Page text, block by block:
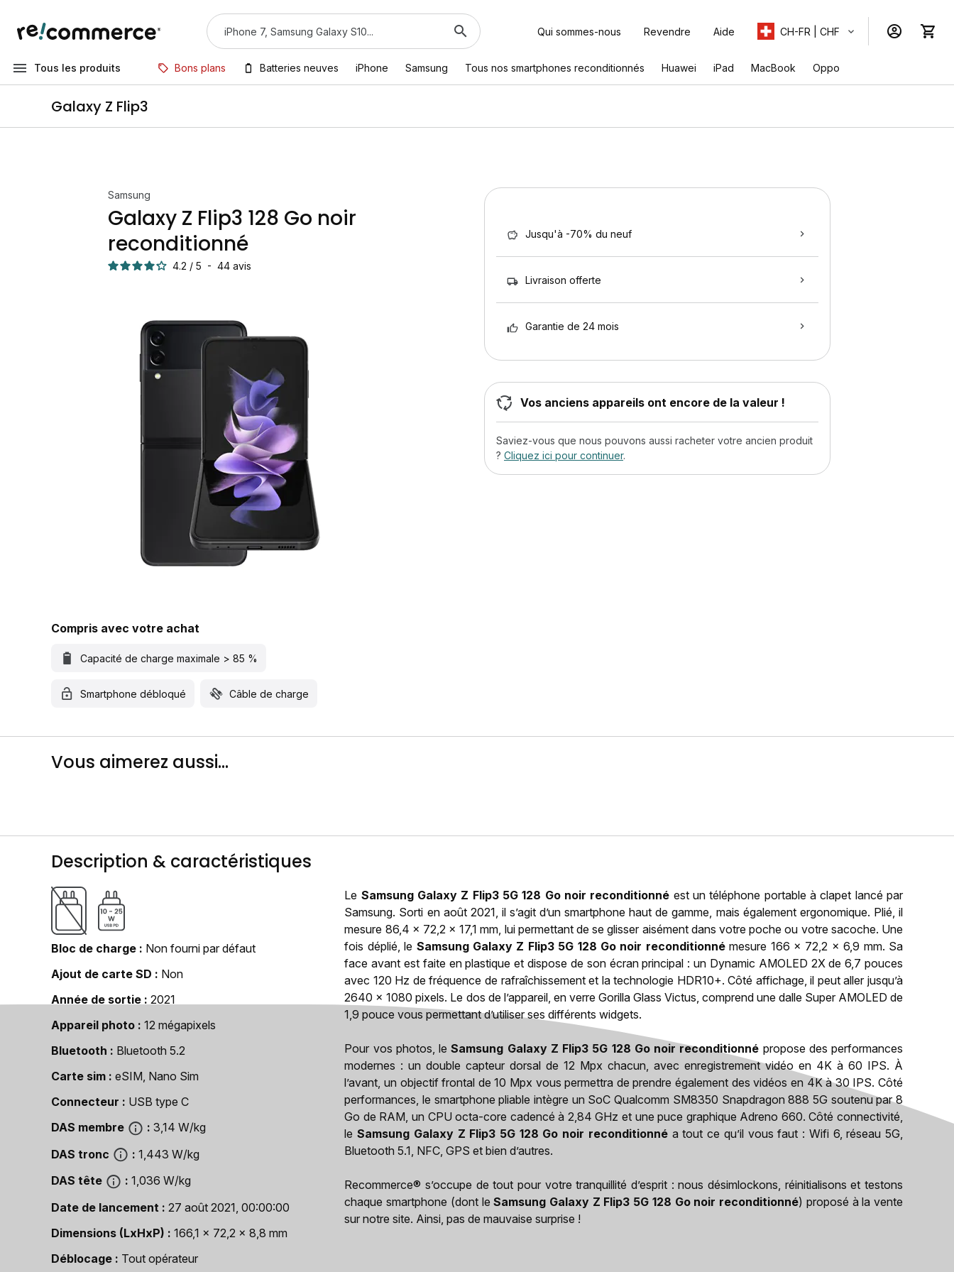
Qui sommes-nous Revendre Aide CH-FR | CHF
Tous les produits Bons plans Batteries neuves iPhone Samsung Tous nos smartphones reconditionnés Huawei iPad MacBook Oppo
Galaxy Z Flip3
Samsung
Galaxy Z Flip3 128 Go noir
reconditionné
4.2 / 5 - 44 avis
Compris avec votre achat
Capacité de charge maximale > 85 %
Smartphone débloqué Câble de charge
Jusqu'à -70% du neuf
Livraison offerte
Garantie de 24 mois
Vos anciens appareils ont encore de la valeur !
Saviez-vous que nous pouvons aussi racheter votre ancien produit
? Cliquez ici pour continuer.
Vous aimerez aussi...
Description & caractéristiques
Bloc de charge
Non fourni par défaut
Ajout de carte SD
Non
Année de sortie
2021
Appareil photo
12 mégapixels
Bluetooth
Bluetooth 5.2
Carte sim
eSIM, Nano Sim
Connecteur
USB type C
DAS membre
3,14 W/kg
DAS tronc
1,443 W/kg
DAS tête
1,036 W/kg
Date de lancement
27 août 2021, 00:00:00
Dimensions (LxHxP)
166,1 x 72,2 x 8,8 mm
Déblocage
Tout opérateur
Le Samsung Galaxy Z Flip3 5G 128 Go noir reconditionné est un téléphone portable à clapet lancé par
Samsung. Sorti en août 2021, il s’agit d’un smartphone haut de gamme, mais également ergonomique. Plié, il
mesure 86,4 x 72,2 x 17,1 mm, lui permettant de se glisser aisément dans votre poche ou votre sacoche. Une
fois déplié, le Samsung Galaxy Z Flip3 5G 128 Go noir reconditionnémesure 166 x 72,2 x 6,9 mm. Sa
face avant est faite en plastique et dispose de son écran principal : un Dynamic AMOLED 2X de 6,7 pouces
avec 120 Hz de fréquence de rafraîchissement et la technologie HDR10+. Côté affichage, il peut aller jusqu’à
2640 x 1080 pixels. Le dos de l’appareil, en verre Gorilla Glass Victus, comprend une dalle Super AMOLED de
1,9 pouce vous permettant d’utiliser ses différents widgets.
Pour vos photos, leSamsung Galaxy Z Flip3 5G 128 Go noir reconditionné propose des performances
modernes : un double capteur dorsal de 12 Mpx chacun, avec enregistrement vidéo en 4K à 60 IPS. À
l’avant, un objectif frontal de 10 Mpx vous permettra de prendre également des vidéos en 4K à 30 IPS. Côté
performances, le smartphone pliable intègre un SoC Qualcomm SM8350 Snapdragon 888 5G soutenu par 8
Go de RAM, un CPU octa-core cadencé à 2,84 GHz et une puce graphique Adreno 660. Côté connectivité,
leSamsung Galaxy Z Flip3 5G 128 Go noir reconditionnéa tout ce qu’il vous faut : Wifi 6, réseau 5G,
Bluetooth 5.1, NFC, GPS et bien d’autres.
Recommerce® s’occupe de tout pour votre tranquillité d’esprit : nous désimlockons, réinitialisons et testons
chaque smartphone (dont leSamsung Galaxy Z Flip3 5G 128 Go noir reconditionné) proposé à la vente
sur notre site. Ainsi, pas de mauvaise surprise !